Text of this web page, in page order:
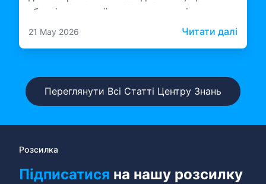
збереігають свої команди разом і
інвестують у те, як ці команди працюють зі
21 May 2026 Читати далі
Переглянути Всі Статті Центру Знань
Розсилка
Підписатися на нашу розсилку